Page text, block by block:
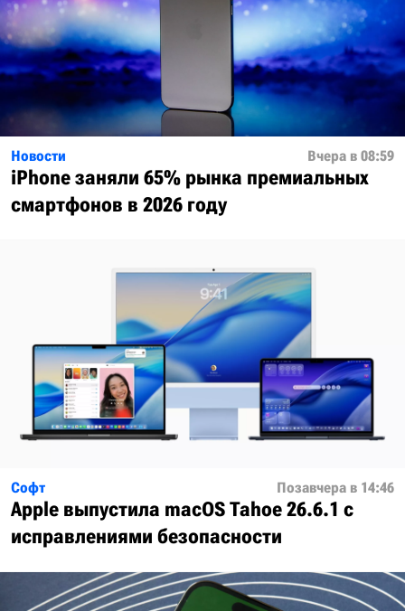
Новости Вчера в 08:59
iPhone заняли 65% рынка премиальных
смартфонов в 2026 году
Софт Позавчера в 14:46
Apple выпустила macOS Tahoe 26.6.1 с
исправлениями безопасности